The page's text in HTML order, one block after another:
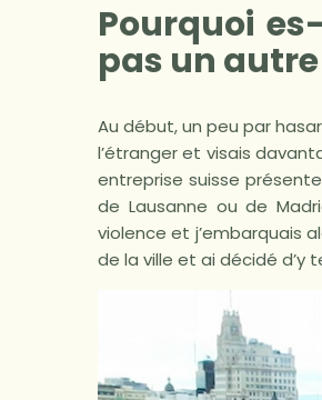
Pourquoi
pas un
Au début, un peu par
l’étranger et visais
entreprise suisse
de Lausanne ou de
violence et j’embarquais
de la ville et ai décidé d’y